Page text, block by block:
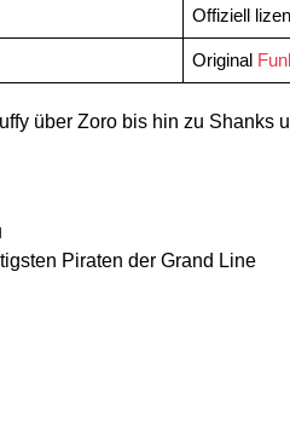
Offiziell
Original
über Zoro bis hin zu Shanks
Piraten der Grand Line